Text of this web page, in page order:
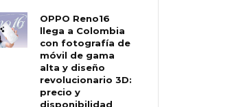
OPPO Reno16
llega a Colombia
con fotografía de
móvil de gama
alta y diseño
revolucionario 3D:
precio y
disponibilidad